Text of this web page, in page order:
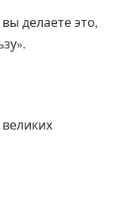
делаете это,